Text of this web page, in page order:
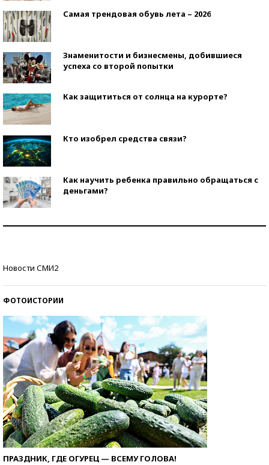
Самая трендовая обувь лета – 2026
Знаменитости и бизнесмены, добившиеся
успеха со второй попытки
Как защититься от солнца на курорте?
Кто изобрел средства связи?
Как научить ребенка правильно обращаться с
деньгами?
Новости СМИ2
ФОТОИСТОРИИ
ПРАЗДНИК, ГДЕ ОГУРЕЦ — ВСЕМУ ГОЛОВА!